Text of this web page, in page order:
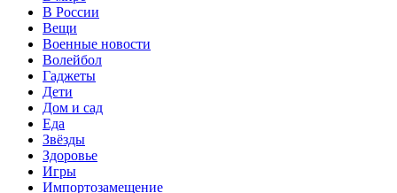
В России
Вещи
Военные новости
Волейбол
Гаджеты
Дети
Дом и сад
Еда
Звёзды
Здоровье
Игры
Импортозамещение